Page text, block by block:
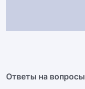
Ответы на вопросы